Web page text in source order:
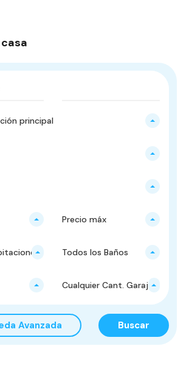
principal
Precio máx
Todos los Baños
Cualquier Cant. Garajes
Avanzada Buscar